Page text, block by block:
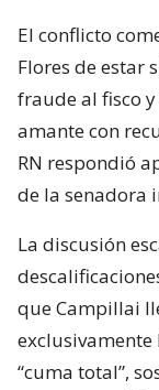
El conflicto
Flores de estar
fraude al fisco
amante con
RN respondió
de la senadora
La discusión
que Campillai
exclusivamente
“cuma total”,